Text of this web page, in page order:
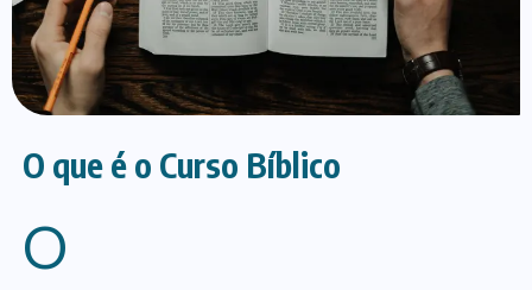
O que é o Curso Bíblico
O